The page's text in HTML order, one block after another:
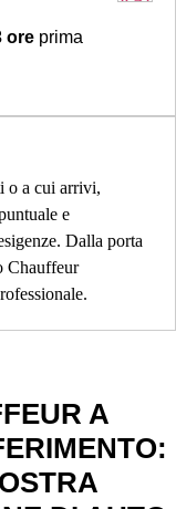
ore prima
o a cui arrivi,
e
Dalla porta
Chauffeur
A